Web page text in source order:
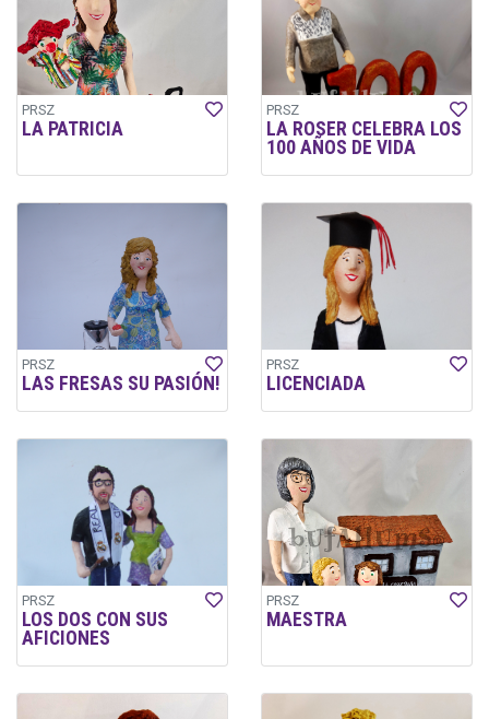
PRSZ
LA PATRICIA
PRSZ
LA ROSER CELEBRA LOS
100 AÑOS DE VIDA
PRSZ
LAS FRESAS SU PASIÓN!
PRSZ
LICENCIADA
PRSZ
LOS DOS CON SUS
AFICIONES
PRSZ
MAESTRA